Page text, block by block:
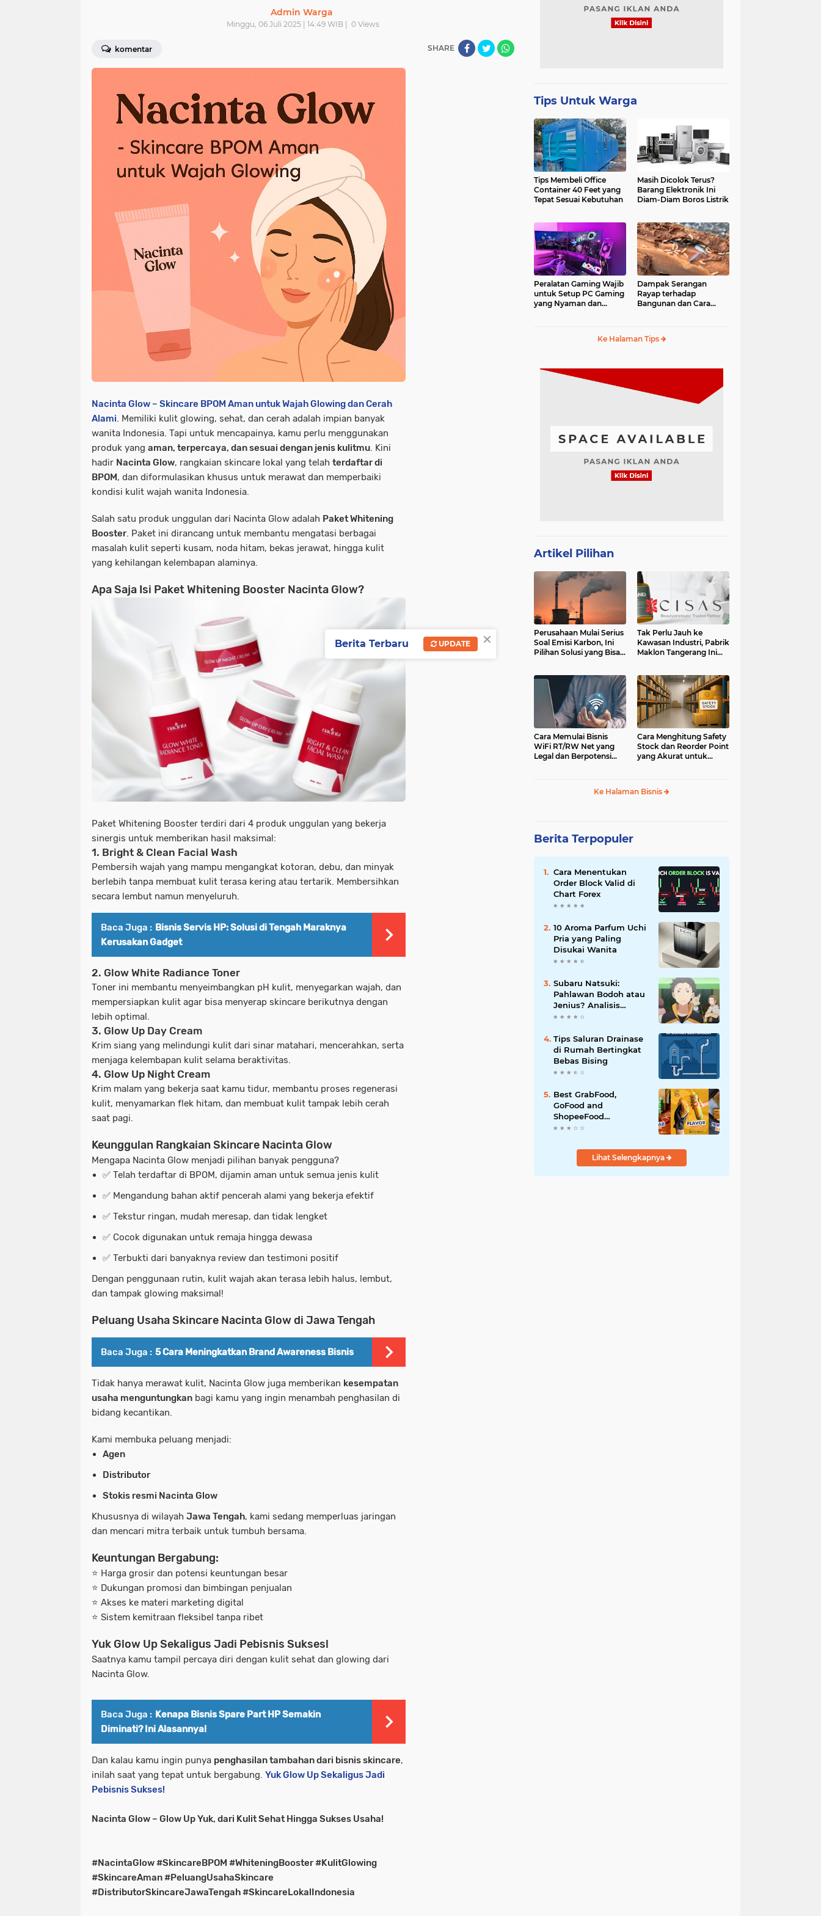
Admin Warga
Minggu, 06 Juli 2025 | 14:49 WIB | 0 Views
komentar SHARE
Nacinta Glow – Skincare BPOM Aman untuk Wajah Glowing dan Cerah
Alami. Memiliki kulit glowing, sehat, dan cerah adalah impian banyak
wanita Indonesia. Tapi untuk mencapainya, kamu perlu menggunakan
produk yang aman, terpercaya, dan sesuai dengan jenis kulitmu. Kini
hadir Nacinta Glow, rangkaian skincare lokal yang telah terdaftar di
BPOM, dan diformulasikan khusus untuk merawat dan memperbaiki
kondisi kulit wajah wanita Indonesia.
Salah satu produk unggulan dari Nacinta Glow adalah Paket Whitening
Booster. Paket ini dirancang untuk membantu mengatasi berbagai
masalah kulit seperti kusam, noda hitam, bekas jerawat, hingga kulit
yang kehilangan kelembapan alaminya.
Apa Saja Isi Paket Whitening Booster Nacinta Glow?
Paket Whitening Booster terdiri dari 4 produk unggulan yang bekerja
sinergis untuk memberikan hasil maksimal:
1. Bright & Clean Facial Wash
Pembersih wajah yang mampu mengangkat kotoran, debu, dan minyak
berlebih tanpa membuat kulit terasa kering atau tertarik. Membersihkan
secara lembut namun menyeluruh.
Baca Juga : Bisnis Servis HP: Solusi di Tengah Maraknya
Kerusakan Gadget
2. Glow White Radiance Toner
Toner ini membantu menyeimbangkan pH kulit, menyegarkan wajah, dan
mempersiapkan kulit agar bisa menyerap skincare berikutnya dengan
lebih optimal.
3. Glow Up Day Cream
Krim siang yang melindungi kulit dari sinar matahari, mencerahkan, serta
menjaga kelembapan kulit selama beraktivitas.
4. Glow Up Night Cream
Krim malam yang bekerja saat kamu tidur, membantu proses regenerasi
kulit, menyamarkan flek hitam, dan membuat kulit tampak lebih cerah
saat pagi.
Keunggulan Rangkaian Skincare Nacinta Glow
Mengapa Nacinta Glow menjadi pilihan banyak pengguna?
✅ Telah terdaftar di BPOM, dijamin aman untuk semua jenis kulit
✅ Mengandung bahan aktif pencerah alami yang bekerja efektif
✅ Tekstur ringan, mudah meresap, dan tidak lengket
✅ Cocok digunakan untuk remaja hingga dewasa
✅ Terbukti dari banyaknya review dan testimoni positif
Dengan penggunaan rutin, kulit wajah akan terasa lebih halus, lembut,
dan tampak glowing maksimal!
Peluang Usaha Skincare Nacinta Glow di Jawa Tengah
Baca Juga : 5 Cara Meningkatkan Brand Awareness Bisnis
Tidak hanya merawat kulit, Nacinta Glow juga memberikan kesempatan
usaha menguntungkan bagi kamu yang ingin menambah penghasilan di
bidang kecantikan.
Kami membuka peluang menjadi:
Agen
Distributor
Stokis resmi Nacinta Glow
Khususnya di wilayah Jawa Tengah, kami sedang memperluas jaringan
dan mencari mitra terbaik untuk tumbuh bersama.
Keuntungan Bergabung:
⭐ Harga grosir dan potensi keuntungan besar
⭐ Dukungan promosi dan bimbingan penjualan
⭐ Akses ke materi marketing digital
⭐ Sistem kemitraan fleksibel tanpa ribet
Yuk Glow Up Sekaligus Jadi Pebisnis Sukses!
Saatnya kamu tampil percaya diri dengan kulit sehat dan glowing dari
Nacinta Glow.
Baca Juga : Kenapa Bisnis Spare Part HP Semakin
Diminati? Ini Alasannya!
Dan kalau kamu ingin punya penghasilan tambahan dari bisnis skincare,
inilah saat yang tepat untuk bergabung. Yuk Glow Up Sekaligus Jadi
Pebisnis Sukses!
Nacinta Glow – Glow Up Yuk, dari Kulit Sehat Hingga Sukses Usaha!
#NacintaGlow #SkincareBPOM #WhiteningBooster #KulitGlowing
#SkincareAman #PeluangUsahaSkincare
#DistributorSkincareJawaTengah #SkincareLokalIndonesia
Tips Untuk Warga
Tips Membeli Office
Container 40 Feet yang
Tepat Sesuai Kebutuhan
Masih Dicolok Terus?
Barang Elektronik Ini
Diam-Diam Boros Listrik
Peralatan Gaming Wajib
untuk Setup PC Gaming
yang Nyaman dan
Dampak Serangan
Rayap terhadap
Bangunan dan Cara
Ke Halaman Tips
Artikel Pilihan
Perusahaan Mulai Serius
Soal Emisi Karbon, Ini
Pilihan Solusi yang Bisa
Tak Perlu Jauh ke
Kawasan Industri, Pabrik
Maklon Tangerang Ini
Cara Memulai Bisnis
WiFi RT/RW Net yang
Legal dan Berpotensi
Cara Menghitung Safety
Stock dan Reorder Point
yang Akurat untuk
Ke Halaman Bisnis
Berita Terpopuler
Cara Menentukan
Order Block Valid di
Chart Forex
10 Aroma Parfum Uchi
Pria yang Paling
Disukai Wanita
Subaru Natsuki:
Pahlawan Bodoh atau
Jenius? Analisis
Karakter Re:Zero
Tips Saluran Drainase
di Rumah Bertingkat
Bebas Bising
Best GrabFood,
GoFood and
ShopeeFood
Restaurants in Bali for
Lihat Selengkapnya
×
Berita Terbaru UPDATE